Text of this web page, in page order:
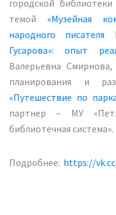
городской
темой «Музейная
народного
Гусарова»: опыт
Валерьевна
планирования и
«Путешествие по
партнер – МУ
библиотечная система».
Подробнее: https://